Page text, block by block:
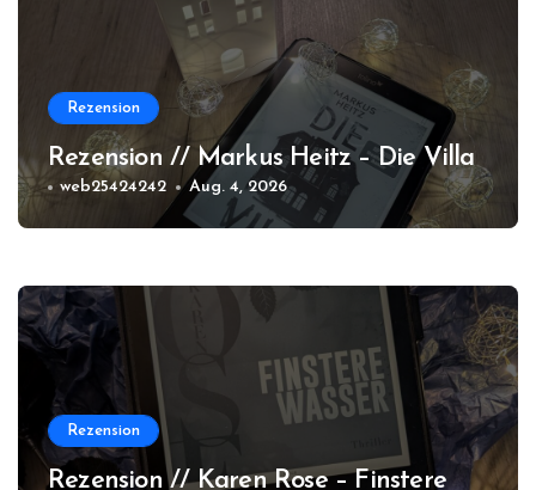
Rezension
Rezension // Markus Heitz – Die Villa
web25424242 Aug. 4, 2026
Rezension
Rezension // Karen Rose – Finstere